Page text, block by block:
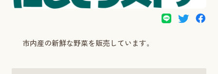
市内産の新鮮な野菜を販売しています。